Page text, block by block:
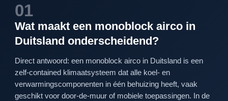
01
Wat maakt een monoblock airco in
Duitsland onderscheidend?
Direct antwoord: een monoblock airco in Duitsland is een
zelf-contained klimaatsysteem dat alle koel- en
verwarmingscomponenten in één behuizing heeft, vaak
geschikt voor door-de-muur of mobiele toepassingen. In de